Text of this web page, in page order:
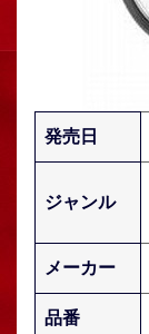
発売日
ジャンル
メーカー
品番